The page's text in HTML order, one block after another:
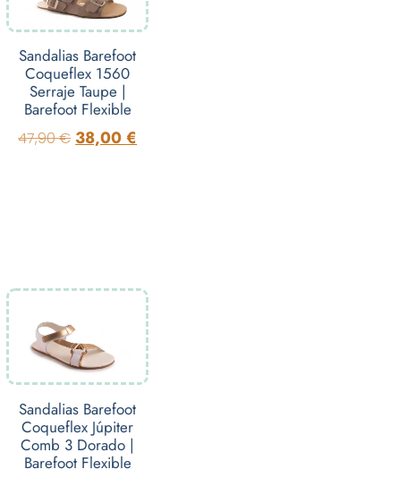
Sandalias Barefoot
Coqueflex 1560
Serraje Taupe |
Barefoot Flexible
47,90€ 38,00€
Sandalias Barefoot
Coqueflex Júpiter
Comb 3 Dorado |
Barefoot Flexible